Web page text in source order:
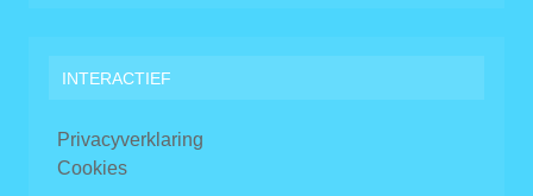
INTERACTIEF
Privacyverklaring
Cookies